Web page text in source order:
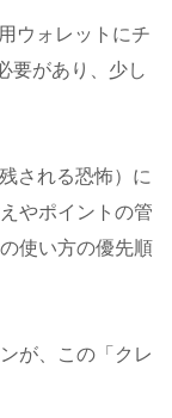
ウォレットにチ
要があり、少し
される恐怖）に
やポイントの管
使い方の優先順
が、この「クレ